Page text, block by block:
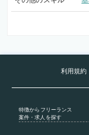
利用規約
特徴からフリーランス
案件・求人を探す